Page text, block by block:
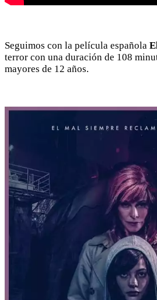
Seguimos con la película española
terror con una duración de 108
mayores de 12 años.